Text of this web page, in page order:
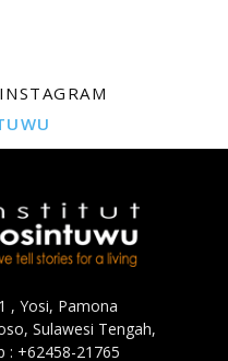
, Yosi, Pamona
Sulawesi Tengah,
: +62458-21765